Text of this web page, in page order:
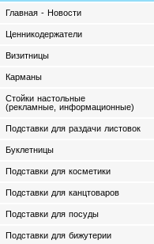
Главная - Новости
Ценникодержатели
Визитницы
Карманы
Стойки настольные
(рекламные, информационные)
Подставки для раздачи листовок
Буклетницы
Подставки для косметики
Подставки для канцтоваров
Подставки для посуды
Подставки для бижутерии